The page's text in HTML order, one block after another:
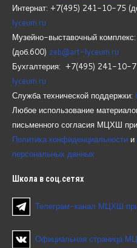
Интернат: +7(495) 241-10-75
lyceum.ru
Музейно-выставочный
(доб.600) zeb@art-lyceum.ru
Бухгалтерия: +7(495) 241-10-
lyceum.ru
Служба технической поддержки:
Любое использование
письменного согласия МЦХШ
Политика конфиденциальности и
персональных данных
Школа в соц.сетях
Телеграм-канал МЦХШ
Официальная страница